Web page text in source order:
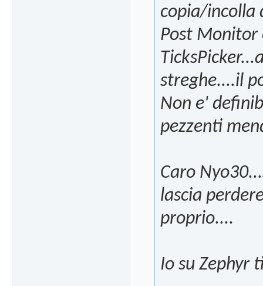
copia/incolla
Post Monitor
streghe....il
Non e'
pezzenti
Caro
lascia
proprio....
Io su Zephyr